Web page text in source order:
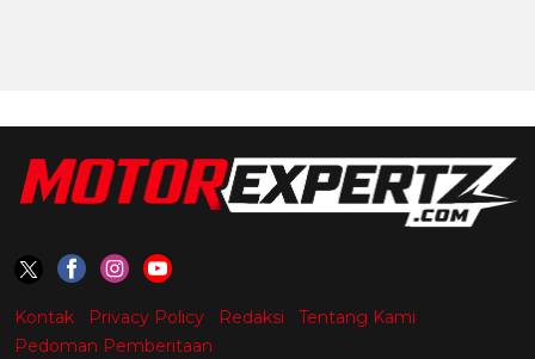
Kontak Privacy Policy Redaksi
Tentang Kami
Pedoman Pemberitaan